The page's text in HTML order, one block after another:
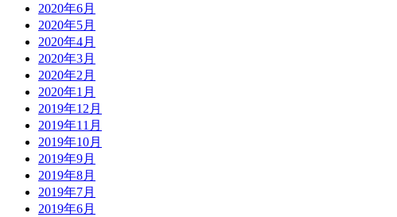
2020年6月
2020年5月
2020年4月
2020年3月
2020年2月
2020年1月
2019年12月
2019年11月
2019年10月
2019年9月
2019年8月
2019年7月
2019年6月